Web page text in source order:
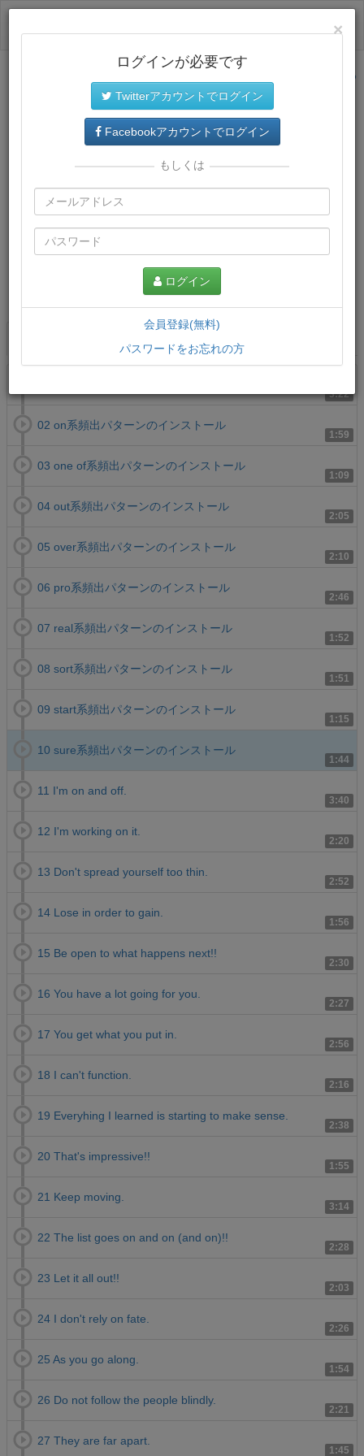
サイトトップに戻る
3:22
1:59
02 on系頻出パターンのインストール
1:09
03 one of系頻出パターンのインストール
2:05
04 out系頻出パターンのインストール
2:10
05 over系頻出パターンのインストール
2:46
06 pro系頻出パターンのインストール
1:52
07 real系頻出パターンのインストール
1:51
08 sort系頻出パターンのインストール
1:15
09 start系頻出パターンのインストール
1:44
10 sure系頻出パターンのインストール
3:40
11 I'm on and off.
2:20
12 I'm working on it.
2:52
13 Don't spread yourself too thin.
1:56
14 Lose in order to gain.
2:30
15 Be open to what happens next!!
2:27
16 You have a lot going for you.
2:56
17 You get what you put in.
2:16
18 I can't function.
2:38
19 Everyhing I learned is starting to make sense.
1:55
20 That's impressive!!
3:14
21 Keep moving.
2:28
22 The list goes on and on (and on)!!
2:03
23 Let it all out!!
2:26
24 I don't rely on fate.
1:54
25 As you go along.
2:21
26 Do not follow the people blindly.
1:45
27 They are far apart.
×
ログインが必要です
Twitterアカウントでログイン
Facebookアカウントでログイン
もしくは
ログイン
会員登録(無料)
パスワードをお忘れの方